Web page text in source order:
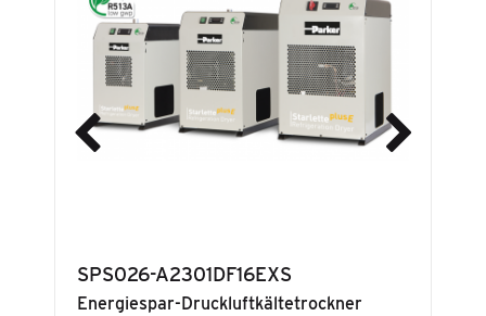
SPS026-A2301DF16EXS
Energiespar-Druckluftkältetrockner